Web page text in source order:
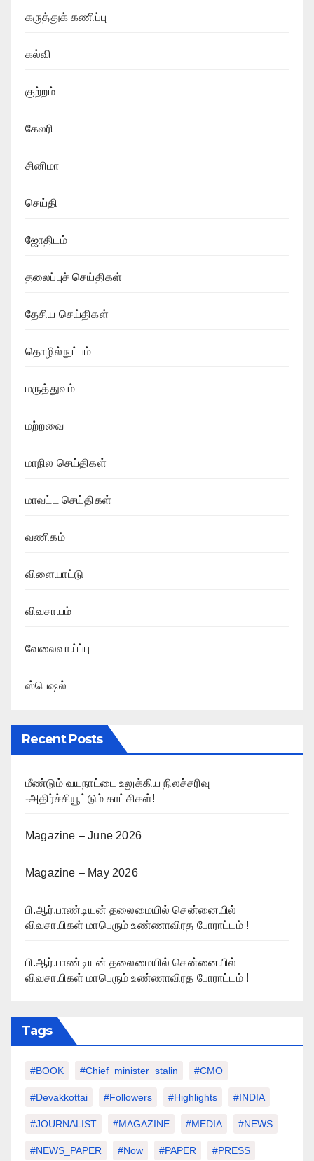
கருத்துக் கணிப்பு
கல்வி
குற்றம்
கேலரி
சினிமா
செய்தி
ஜோதிடம்
தலைப்புச் செய்திகள்
தேசிய செய்திகள்
தொழில்நுட்பம்
மருத்துவம்
மற்றவை
மாநில செய்திகள்
மாவட்ட செய்திகள்
வணிகம்
விளையாட்டு
விவசாயம்
வேலைவாய்ப்பு
ஸ்பெஷல்
Recent Posts
மீண்டும் வயநாட்டை உலுக்கிய நிலச்சரிவு
-அதிர்ச்சியூட்டும் காட்சிகள்!
Magazine – June 2026
Magazine – May 2026
பி.ஆர்.பாண்டியன் தலைமையில் சென்னையில்
விவசாயிகள் மாபெரும் உண்ணாவிரத போராட்டம் !
பி.ஆர்.பாண்டியன் தலைமையில் சென்னையில்
விவசாயிகள் மாபெரும் உண்ணாவிரத போராட்டம் !
Tags
#BOOK #chief_minister_stalin #CMO
#devakkottai #followers #highlights #INDIA
#JOURNALIST #MAGAZINE #MEDIA #NEWS
#NEWS_PAPER #Now #PAPER #PRESS